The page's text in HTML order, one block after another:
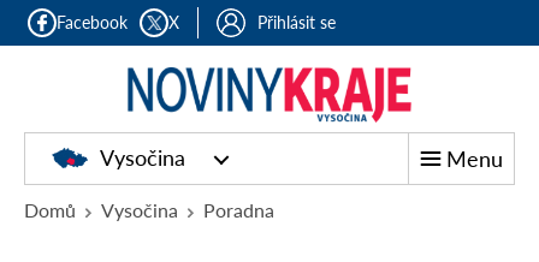
Facebook X Přihlásit se
Vysočina Menu
Domů Vysočina Poradna